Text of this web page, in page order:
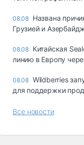
08.08 Названа
Грузией и
08.08 Китайская
линию в Европу
08.08 Wildberries
для поддержки
Все новости